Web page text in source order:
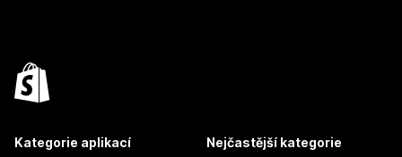
Kategorie aplikací Nejčastější kategorie